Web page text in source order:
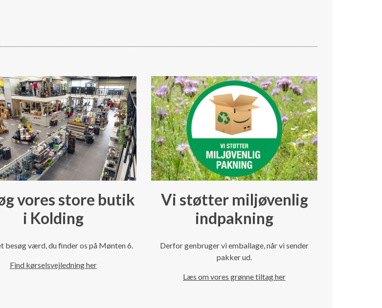
vores store butik
i Kolding
besøg værd, du finder os på Mønten 6.
Find kørselsvejledning her
Vi støtter miljøvenlig
indpakning
Derfor genbruger vi emballage, når vi sender
pakker ud.
Læs om vores grønne tiltag her